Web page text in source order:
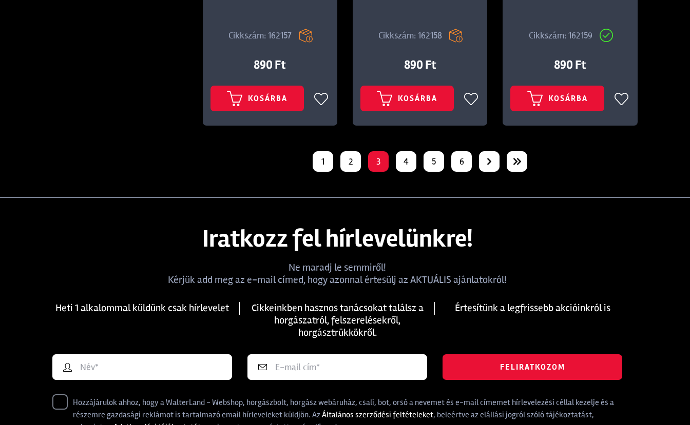
Cikkszám: 162157
890 Ft
KOSÁRBA
Cikkszám: 162158
890 Ft
KOSÁRBA
Cikkszám: 162159
890 Ft
KOSÁRBA
1 2 3 4 5 6
Iratkozz fel hírlevelünkre!
Ne maradj le semmiről!
Kérjük add meg az e-mail címed, hogy azonnal értesülj az AKTUÁLIS ajánlatokról!
Heti 1 alkalommal küldünk csak hírlevelet
Cikkeinkben hasznos tanácsokat találsz a
horgászatról, felszerelésekről,
horgásztrükkökről.
Értesítünk a legfrissebb akcióinkról is
FELIRATKOZOM
Hozzájárulok ahhoz, hogy a WalterLand - Webshop, horgászbolt, horgász webáruház, csali, bot, orsó a nevemet és e-mail címemet hírlevelezési céllal kezelje és a
részemre gazdasági reklámot is tartalmazó email hírleveleket küldjön. AzÁltalános szerződési feltételeket, beleértve az elállási jogról szóló tájékoztatást,